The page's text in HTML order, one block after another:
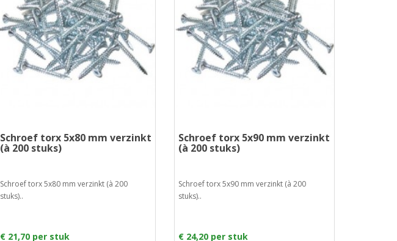
Schroef torx 5x80 mm verzinkt
(à 200 stuks)
Schroef torx 5x80 mm verzinkt (à 200
stuks)..
€ 21,70 per stuk
Schroef torx 5x90 mm verzinkt
(à 200 stuks)
Schroef torx 5x90 mm verzinkt (à 200
stuks)..
€ 24,20 per stuk